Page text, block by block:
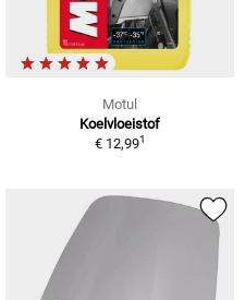
Motul
Koelvloeistof
€ 12,991